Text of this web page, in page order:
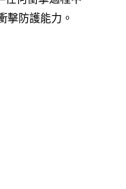
擊防護能力。